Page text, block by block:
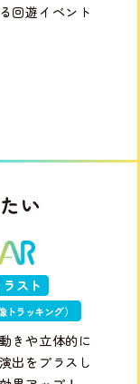
回遊イベント
い
スト
トラッキング）
きや立体的に
出をプラスし